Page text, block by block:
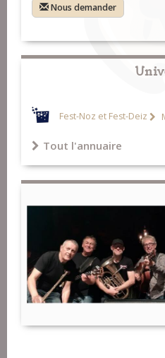
Nous demander
Fest-Noz et Fest-Deiz
Tout l'annuaire